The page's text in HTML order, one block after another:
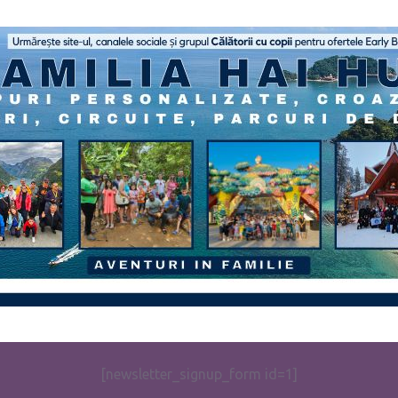
[newsletter_signup_form id=1]